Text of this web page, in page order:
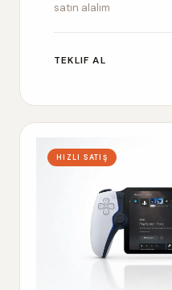
satın alalım
TEKLIF AL
HIZLI SATIŞ